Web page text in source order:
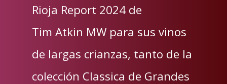
Rioja Report 2024 de
Tim Atkin MW para sus vinos
de largas crianzas, tanto de la
colección Classica de Grandes